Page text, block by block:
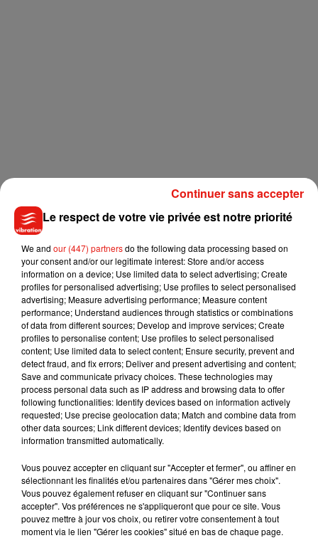
Musique
7 août 2026
dans son nouveau clip
Le respect de votre vie privée est notre priorité
We and our (447) partnersdo the following data processing based on
your consent and/or our legitimate interest: Store and/or access
information on a device; Use limited data to select advertising; Create
profiles for personalised advertising; Use profiles to select personalised
advertising; Measure advertising performance; Measure content
performance; Understand audiences through statistics or combinations
of data from different sources; Develop and improve services; Create
profiles to personalise content; Use profiles to select personalised
content; Use limited data to select content; Ensure security, prevent and
detect fraud, and fix errors; Deliver and present advertising and content;
Save and communicate privacy choices. These technologies may
process personal data such as IP address and browsing data to offer
following functionalities: Identify devices based on information actively
requested; Use precise geolocation data; Match and combine data from
other data sources; Link different devices; Identify devices based on
information transmitted automatically.
Vous pouvez accepter en cliquant sur "Accepter et fermer", ou affiner en
sélectionnant les finalités et/ou partenaires dans "Gérer mes choix".
Vous pouvez également refuser en cliquant sur "Continuer sans
accepter". Vos préférences ne s'appliqueront que pour ce site. Vous
pouvez mettre à jour vos choix, ou retirer votre consentement à tout
moment via le lien "Gérer les cookies" situé en bas de chaque page.
Continuer sans accepter